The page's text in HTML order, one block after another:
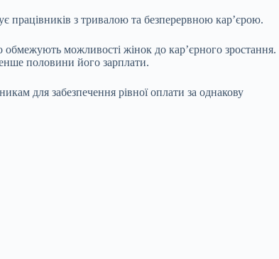
працівників з тривалою та безперервною карʼєрою.
можливості жінок до карʼєрного зростання.
половини його зарплати.
для забезпечення рівної оплати за однакову